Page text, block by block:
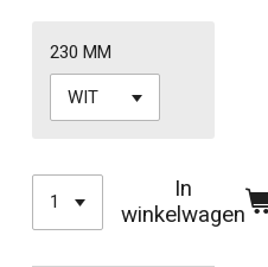
230 MM
In
winkelwagen